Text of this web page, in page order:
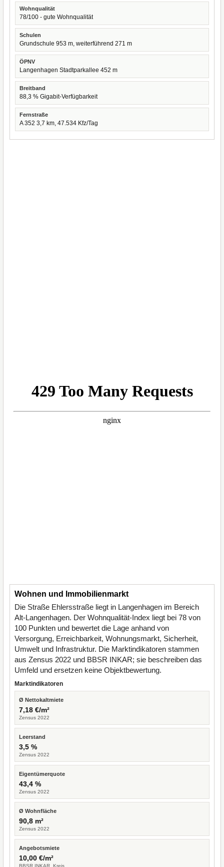
Wohnqualität
78/100 - gute Wohnqualität
Schulen
Grundschule 953 m, weiterführend 271 m
ÖPNV
Langenhagen Stadtparkallee 452 m
Breitband
88,3 % Gigabit-Verfügbarkeit
Fernstraße
A 352 3,7 km, 47.534 Kfz/Tag
Wohnen und Immobilienmarkt
Die Straße Ehlersstraße liegt in Langenhagen im Bereich
Alt-Langenhagen. Der Wohnqualität-Index liegt bei 78 von
100 Punkten und bewertet die Lage anhand von
Versorgung, Erreichbarkeit, Wohnungsmarkt, Sicherheit,
Umwelt und Infrastruktur. Die Marktindikatoren stammen
aus Zensus 2022 und BBSR INKAR; sie beschreiben das
Umfeld und ersetzen keine Objektbewertung.
Marktindikatoren
Ø Nettokaltmiete
7,18 €/m²
Zensus 2022
Leerstand
3,5 %
Zensus 2022
Eigentümerquote
43,4 %
Zensus 2022
Ø Wohnfläche
90,8 m²
Zensus 2022
Angebotsmiete
10,00 €/m²
BBSR INKAR, Kreis